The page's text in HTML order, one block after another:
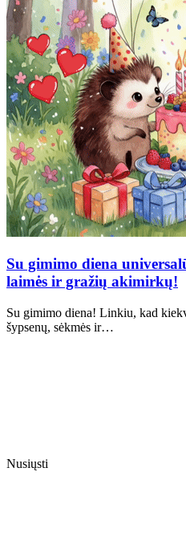
Su gimimo diena
laimės ir gražių akimirkų!
Su gimimo diena! Linkiu, kad
šypsenų, sėkmės ir…
Nusiųsti